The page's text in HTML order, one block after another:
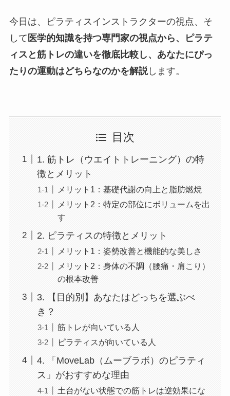
今日は、ピラティスインストラクターの視点、そ
して 医学的知識を持つ専門家の視点から、ピラテ
ィスと筋トレの違いを徹底比較し、あなたにぴっ
たりの運動はどちらなのかを解説します。
目次
1. 筋トレ（ウエイトトレーニング）の特
徴とメリット
メリット1：基礎代謝の向上と脂肪燃焼
メリット2：特定の部位にボリュームを出
す
2. ピラティスの特徴とメリット
メリット1：姿勢改善と機能的な美しさ
メリット2：身体の不調（腰痛・肩こり）
の根本改善
3. 【目的別】あなたはどっちを選ぶべ
き？
筋トレが向いている人
ピラティスが向いている人
4. 「MoveLab（ムーブラボ）のピラティ
ス」がおすすめな理由
土台がない状態での筋トレは逆効果にな